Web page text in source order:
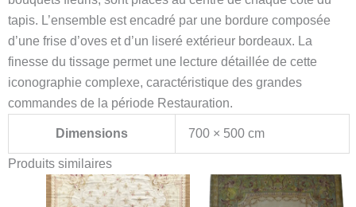
tapis. L’ensemble est encadré par une bordure composée
d’une frise d’oves et d’un liseré extérieur bordeaux. La
finesse du tissage permet une lecture détaillée de cette
iconographie complexe, caractéristique des grandes
commandes de la période Restauration.
Dimensions 700 × 500 cm
Produits similaires